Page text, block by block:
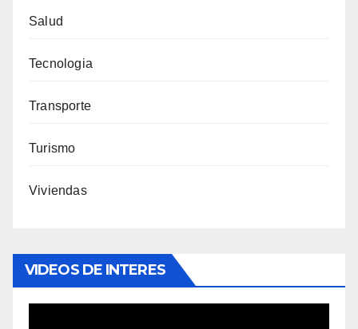
Salud
Tecnologia
Transporte
Turismo
Viviendas
VIDEOS DE INTERES